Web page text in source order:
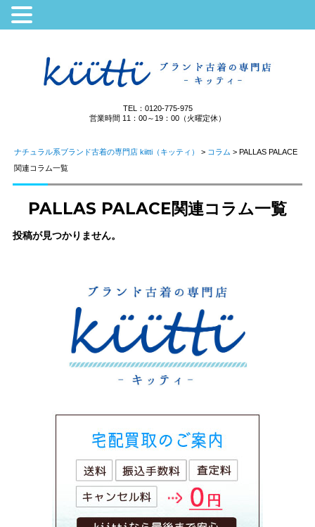
TEL：0120-775-975
営業時間 11：00～19：00（火曜定休）
ナチュラル系ブランド古着の専門店 kiitti（キッティ） > コラム > PALLAS PALACE
関連コラム一覧
PALLAS PALACE関連コラム一覧
投稿が見つかりません。